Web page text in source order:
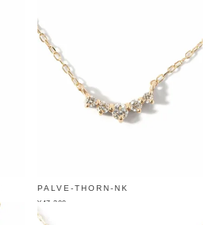
PALVE-THORN-NK
¥ 47,300